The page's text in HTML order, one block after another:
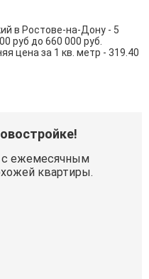
в Ростове-на-Дону - 5
руб до 660 000 руб.
цена за 1 кв. метр - 319.40
с ежемесячным
квартиры.